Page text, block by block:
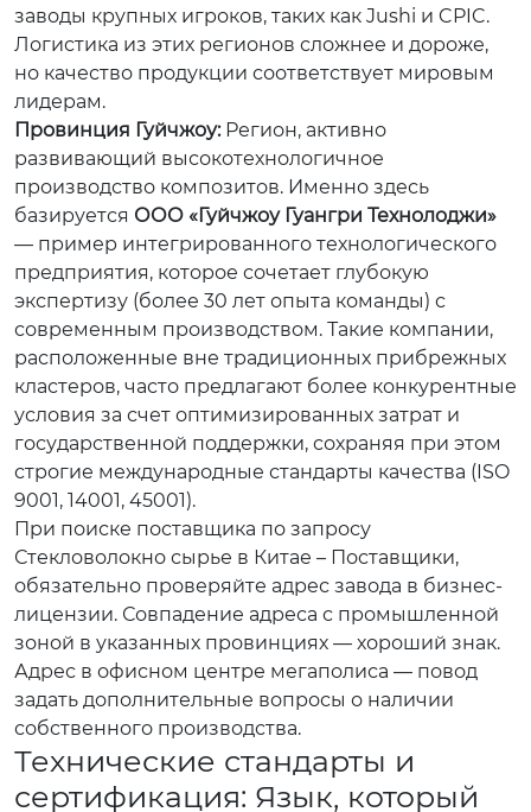
заводы крупных игроков, таких как Jushi и CPIC.
Логистика из этих регионов сложнее и дороже,
но качество продукции соответствует мировым
лидерам.
Провинция Гуйчжоу:Регион, активно
развивающий высокотехнологичное
производство композитов. Именно здесь
базируется ООО «Гуйчжоу Гуангри Технолоджи»
— пример интегрированного технологического
предприятия, которое сочетает глубокую
экспертизу (более 30 лет опыта команды) с
современным производством. Такие компании,
расположенные вне традиционных прибрежных
кластеров, часто предлагают более конкурентные
условия за счет оптимизированных затрат и
государственной поддержки, сохраняя при этом
строгие международные стандарты качества (ISO
9001, 14001, 45001).
При поиске поставщика по запросу
Стекловолокно сырье в Китае – Поставщики,
обязательно проверяйте адрес завода в бизнес-
лицензии. Совпадение адреса с промышленной
зоной в указанных провинциях — хороший знак.
Адрес в офисном центре мегаполиса — повод
задать дополнительные вопросы о наличии
собственного производства.
Технические стандарты и
сертификация: Язык, который